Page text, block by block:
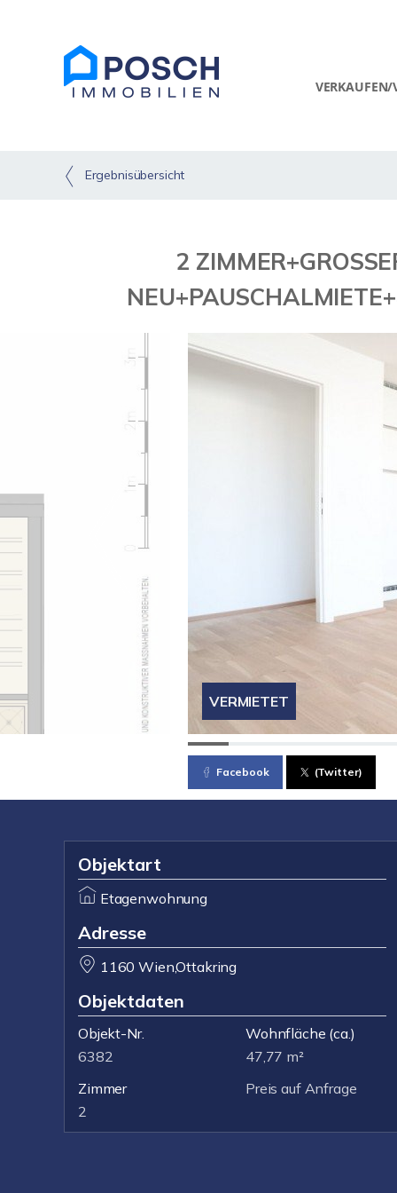
VERKAUFEN/
Ergebnisübersicht
2
VERMIETET
Facebook (Twitter)
Objektart
Etagenwohnung
Adresse
1160 Wien,Ottakring
Objektdaten
Objekt-Nr.
6382
Wohnfläche (ca.)
47,77 m²
Zimmer
2
Preis auf Anfrage